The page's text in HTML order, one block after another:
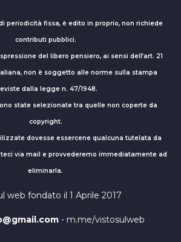
periodicità fissa, è edito in proprio, non richiede
contributi pubblici.
del libero pensiero, ai sensi dell’art. 21
non è soggetto alle norme sulla stampa
dalla legge n. 47/1948.
state selezionate tra quelle non coperte da
copyright.
dovesse essercene qualcuna tutelata da
via mail e provvederemo immediatamente ad
eliminarla.
web fondato il 1 Aprile 2017
- m.me/vistosulweb